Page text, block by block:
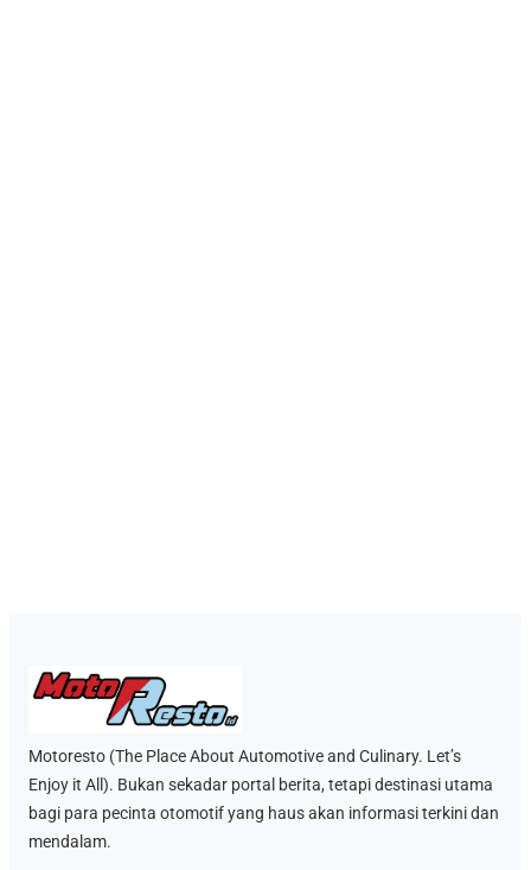
Motoresto (The Place About Automotive and Culinary. Let’s
Enjoy it All). Bukan sekadar portal berita, tetapi destinasi utama
bagi para pecinta otomotif yang haus akan informasi terkini dan
mendalam.